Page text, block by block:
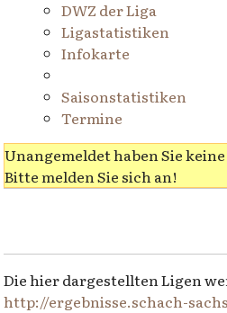
DWZ der Liga
Ligastatistiken
Infokarte
Saisonstatistiken
Termine
Unangemeldet haben Sie
Bitte melden Sie sich an!
Die hier dargestellten Ligen
http://ergebnisse.schach-